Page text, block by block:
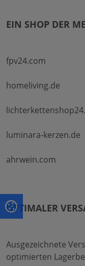
EIN SHOP DER
fpv24.com
homeliving.de
luminara-kerzen.de
ahrwein.com
OPTIMALER
Ausgezeichnete
optimierten